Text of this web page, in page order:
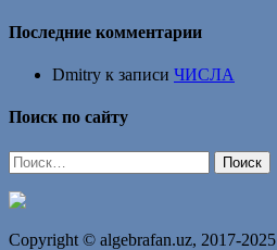
Последние комментарии
Dmitry к записи ЧИСЛА
Поиск по сайту
Найти:
Copyright © algebrafan.uz, 2017-2025